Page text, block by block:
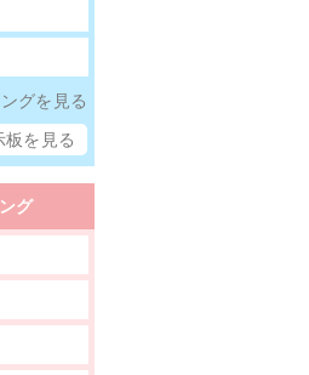
グを見る
を見る
グ